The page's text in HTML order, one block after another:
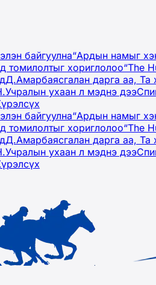
байгуулна“Ардын намыг
томилолтыг хориглолоо“The
Д.Амарбаясгалан дарга аа, Та
ухаан л мэднэ дээ
байгуулна“Ардын намыг
томилолтыг хориглолоо“The
Д.Амарбаясгалан дарга аа, Та
ухаан л мэднэ дээ